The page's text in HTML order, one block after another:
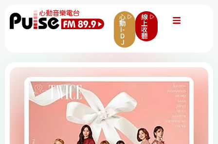
心
動
i-
D
J
線
上
收
聽